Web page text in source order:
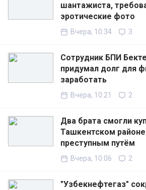
шантажиста,
эротические фото
Вчера, 10:34 3
Сотрудник БПИ
придумал долг для
заработать
Вчера, 10:21 2
Два брата смогли
Ташкентском
преступным путём
Вчера, 10:06 2
"Узбекнефтегаз"